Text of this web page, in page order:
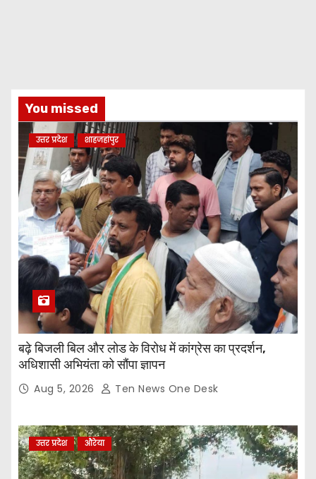
You missed
उत्तर प्रदेश शाहजहांपुर
बढ़े बिजली बिल और लोड के विरोध में कांग्रेस का प्रदर्शन,
अधिशासी अभियंता को सौंपा ज्ञापन
Aug 5, 2026 Ten News One Desk
उत्तर प्रदेश औरेया